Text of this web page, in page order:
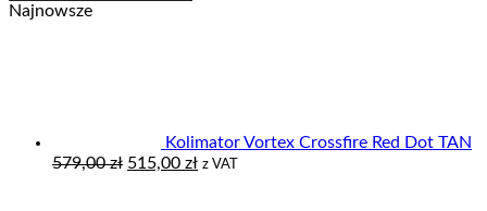
Najnowsze
Kolimator Vortex Crossfire Red Dot TAN
579,00zł Pierwotna
515,00 złAktualna
z VAT